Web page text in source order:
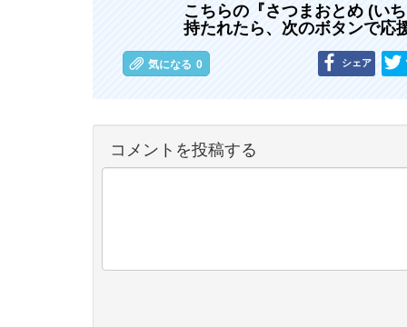
こちらの『さつまおとめ (い
持たれたら、次のボタンで応
気になる 0 シェア
コメントを投稿する